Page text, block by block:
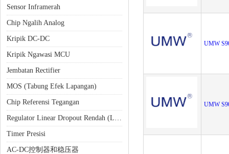
Sensor Inframerah
Chip Ngalih Analog
Kripik DC-DC
Kripik Ngawasi MCU
Jembatan Rectifier
MOS (Tabung Efek Lapangan)
Chip Referensi Tegangan
Regulator Linear Dropout Rendah (LDO)
Timer Presisi
AC-DC控制器和稳压器
UMW
UMW